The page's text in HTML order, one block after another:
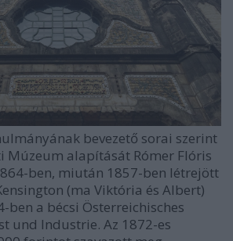
bevezető sorai szerint
Múzeum alapítását Rómer Flóris
ben, miután 1857-ben létrejött
(ma Viktória és Albert)
ben a bécsi Österreichisches
und Industrie. Az 1872-es